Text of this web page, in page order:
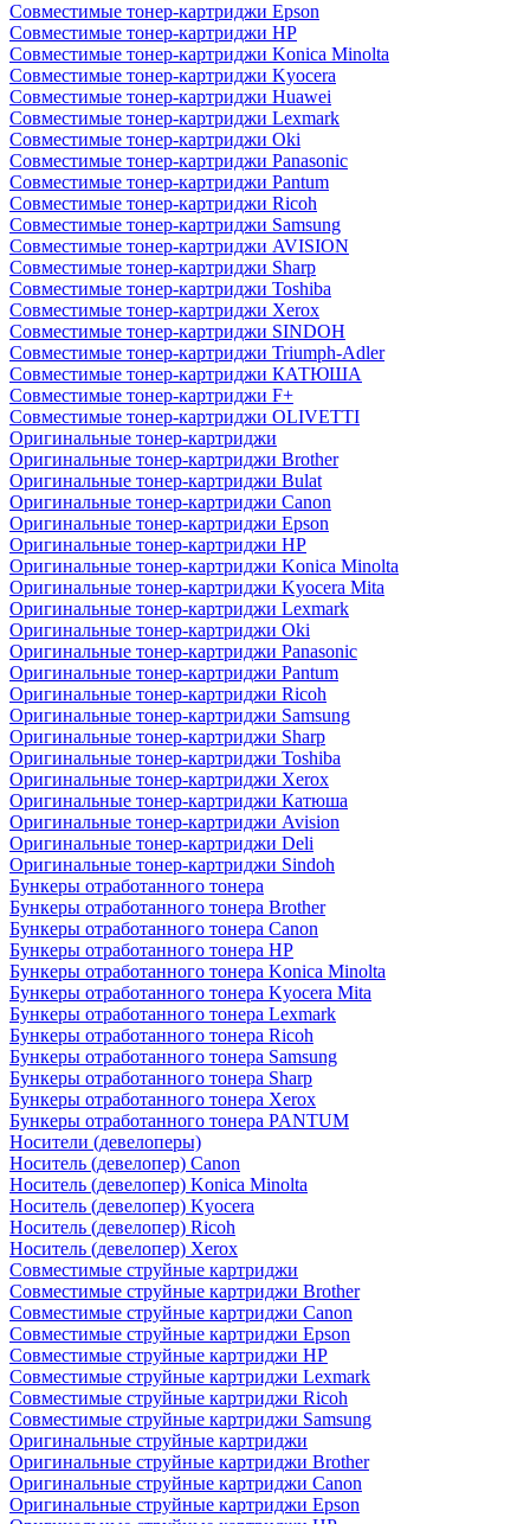
Совместимые тонер-картриджи Epson
Совместимые тонер-картриджи HP
Совместимые тонер-картриджи Konica Minolta
Совместимые тонер-картриджи Kyocera
Совместимые тонер-картриджи Huawei
Совместимые тонер-картриджи Lexmark
Совместимые тонер-картриджи Oki
Совместимые тонер-картриджи Panasonic
Совместимые тонер-картриджи Pantum
Совместимые тонер-картриджи Ricoh
Совместимые тонер-картриджи Samsung
Совместимые тонер-картриджи AVISION
Совместимые тонер-картриджи Sharp
Совместимые тонер-картриджи Toshiba
Совместимые тонер-картриджи Xerox
Совместимые тонер-картриджи SINDOH
Совместимые тонер-картриджи Triumph-Adler
Совместимые тонер-картриджи КАТЮША
Совместимые тонер-картриджи F+
Совместимые тонер-картриджи OLIVETTI
Оригинальные тонер-картриджи
Оригинальные тонер-картриджи Brother
Оригинальные тонер-картриджи Bulat
Оригинальные тонер-картриджи Canon
Оригинальные тонер-картриджи Epson
Оригинальные тонер-картриджи HP
Оригинальные тонер-картриджи Konica Minolta
Оригинальные тонер-картриджи Kyocera Mita
Оригинальные тонер-картриджи Lexmark
Оригинальные тонер-картриджи Oki
Оригинальные тонер-картриджи Panasonic
Оригинальные тонер-картриджи Pantum
Оригинальные тонер-картриджи Ricoh
Оригинальные тонер-картриджи Samsung
Оригинальные тонер-картриджи Sharp
Оригинальные тонер-картриджи Toshiba
Оригинальные тонер-картриджи Xerox
Оригинальные тонер-картриджи Катюша
Оригинальные тонер-картриджи Avision
Оригинальные тонер-картриджи Deli
Оригинальные тонер-картриджи Sindoh
Бункеры отработанного тонера
Бункеры отработанного тонера Brother
Бункеры отработанного тонера Canon
Бункеры отработанного тонера HP
Бункеры отработанного тонера Konica Minolta
Бункеры отработанного тонера Kyocera Mita
Бункеры отработанного тонера Lexmark
Бункеры отработанного тонера Ricoh
Бункеры отработанного тонера Samsung
Бункеры отработанного тонера Sharp
Бункеры отработанного тонера Xerox
Бункеры отработанного тонера PANTUM
Носители (девелоперы)
Носитель (девелопер) Canon
Носитель (девелопер) Konica Minolta
Носитель (девелопер) Kyocera
Носитель (девелопер) Ricoh
Носитель (девелопер) Xerox
Совместимые струйные картриджи
Совместимые струйные картриджи Brother
Совместимые струйные картриджи Canon
Совместимые струйные картриджи Epson
Совместимые струйные картриджи HP
Совместимые струйные картриджи Lexmark
Совместимые струйные картриджи Ricoh
Совместимые струйные картриджи Samsung
Оригинальные струйные картриджи
Оригинальные струйные картриджи Brother
Оригинальные струйные картриджи Canon
Оригинальные струйные картриджи Epson